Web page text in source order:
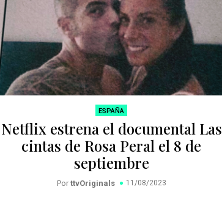
ESPAÑA
Netflix estrena el documental Las
cintas de Rosa Peral el 8 de
septiembre
Por ttvOriginals 11/08/2023